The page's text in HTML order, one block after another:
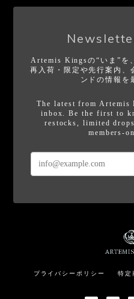
Artemis Kingsの“いま”を
再入荷・限定や先行案内、
ンドの情報を
The latest from
inbox. Be the first to
restocks, limited
members-
プライバシーポリシー 特定